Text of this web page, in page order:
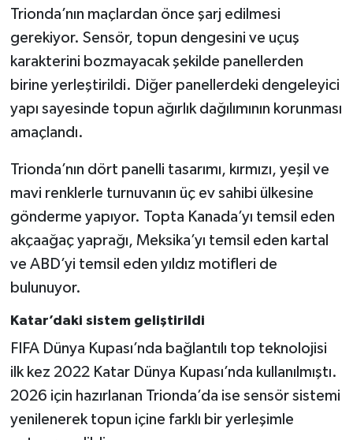
Trionda’nın maçlardan önce şarj edilmesi
gerekiyor. Sensör, topun dengesini ve uçuş
karakterini bozmayacak şekilde panellerden
birine yerleştirildi. Diğer panellerdeki dengeleyici
yapı sayesinde topun ağırlık dağılımının korunması
amaçlandı.
Trionda’nın dört panelli tasarımı, kırmızı, yeşil ve
mavi renklerle turnuvanın üç ev sahibi ülkesine
gönderme yapıyor. Topta Kanada’yı temsil eden
akçaağaç yaprağı, Meksika’yı temsil eden kartal
ve ABD’yi temsil eden yıldız motifleri de
bulunuyor.
Katar’daki sistem geliştirildi
FIFA Dünya Kupası’nda bağlantılı top teknolojisi
ilk kez 2022 Katar Dünya Kupası’nda kullanılmıştı.
2026 için hazırlanan Trionda’da ise sensör sistemi
yenilenerek topun içine farklı bir yerleşimle